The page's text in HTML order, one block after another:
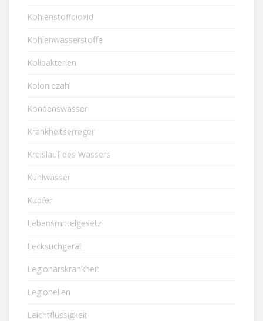
Kohlenstoffdioxid
Kohlenwasserstoffe
Kolibakterien
Koloniezahl
Kondenswasser
Krankheitserreger
Kreislauf des Wassers
Kühlwasser
Kupfer
Lebensmittelgesetz
Lecksuchgerät
Legionärskrankheit
Legionellen
Leichtflüssigkeit